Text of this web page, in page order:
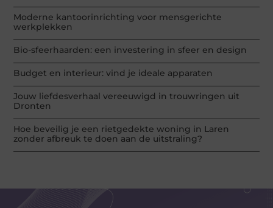
Moderne kantoorinrichting voor mensgerichte
werkplekken
Bio-sfeerhaarden: een investering in sfeer en design
Budget en interieur: vind je ideale apparaten
Jouw liefdesverhaal vereeuwigd in trouwringen uit
Dronten
Hoe beveilig je een rietgedekte woning in Laren
zonder afbreuk te doen aan de uitstraling?